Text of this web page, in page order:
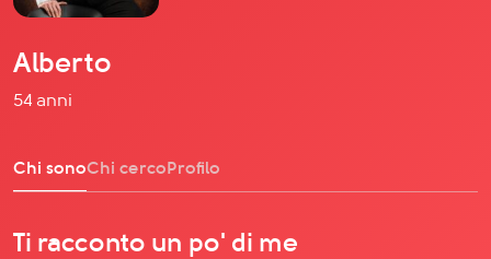
Alberto
54 anni
Chi sonoChi cercoProfilo
Ti racconto un po' di me